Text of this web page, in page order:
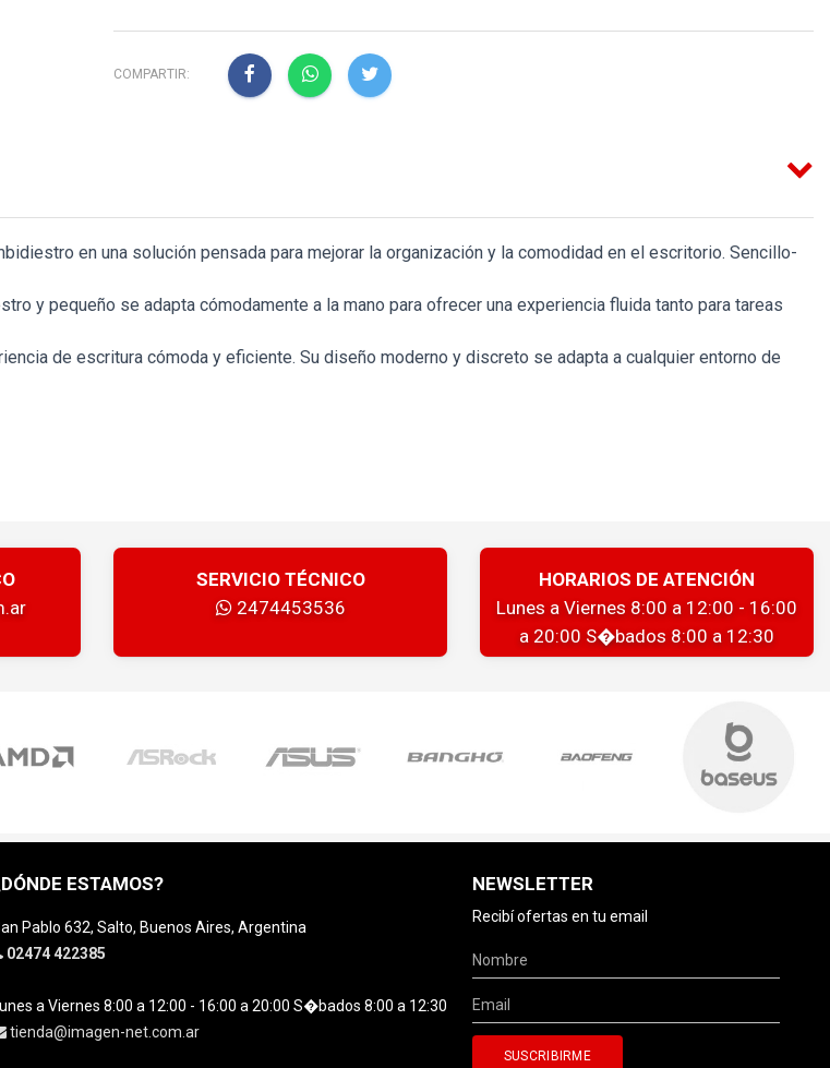
COMPARTIR:
en una solución pensada para mejorar la organización y la comodidad en el escritorio. Sencillo-
y pequeño se adapta cómodamente a la mano para ofrecer una experiencia fluida tanto para tareas
de escritura cómoda y eficiente. Su diseño moderno y discreto se adapta a cualquier entorno de
SERVICIO TÉCNICO
2474453536
HORARIOS DE ATENCIÓN
Lunes a Viernes 8:00 a 12:00 - 16:00
a 20:00 S�bados 8:00 a 12:30
ESTAMOS?
Pablo 632, Salto, Buenos Aires, Argentina
02474 422385
a Viernes 8:00 a 12:00 - 16:00 a 20:00 S�bados 8:00 a 12:30
tienda@imagen-net.com.ar
NEWSLETTER
Recibí ofertas en tu email